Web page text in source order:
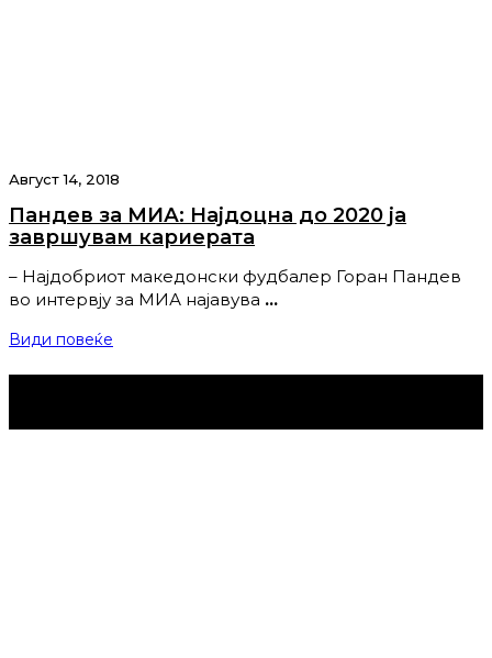
Август 14, 2018
Пандев за МИА: Најдоцна до 2020 ја
завршувам кариерата
– Најдобриот македонски фудбалер Горан Пандев
во интервју за МИА најавува …
Види повеќе